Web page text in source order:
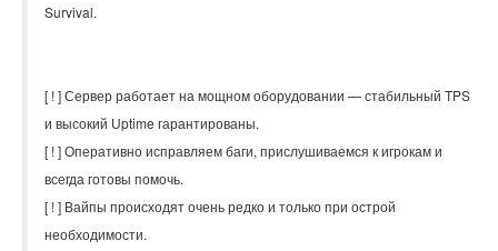
Survival.
[ ! ] Сервер работает на мощном оборудовании — стабильный TPS
и высокий Uptime гарантированы.
[ ! ] Оперативно исправляем баги, прислушиваемся к игрокам и
всегда готовы помочь.
[ ! ] Вайпы происходят очень редко и только при острой
необходимости.